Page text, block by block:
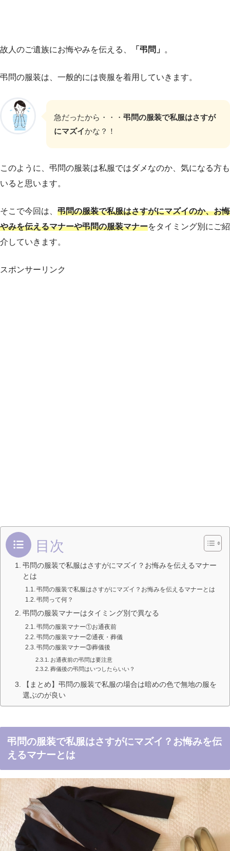
故人のご遺族にお悔やみを伝える、 「弔問」 。
弔問の服装は、一般的には喪服を着用していきます。
急だったから・・・ 弔問の服装で私服はさすが
にマズイかな？！
このように、弔問の服装は私服ではダメなのか、気になる方も
いると思います。
そこで今回は、 弔問の服装で私服はさすがにマズイのか、お悔
やみを伝えるマナーや弔問の服装マナーをタイミング別にご紹
介していきます。
スポンサーリンク
目次
弔問の服装で私服はさすがにマズイ？お悔みを伝えるマナー
とは
弔問の服装で私服はさすがにマズイ？お悔みを伝えるマナーとは
弔問って何？
弔問の服装マナーはタイミング別で異なる
弔問の服装マナー①お通夜前
弔問の服装マナー②通夜・葬儀
弔問の服装マナー③葬儀後
お通夜前の弔問は要注意
葬儀後の弔問はいつしたらいい？
【まとめ】弔問の服装で私服の場合は暗めの色で無地の服を
選ぶのが良い
弔問の服装で私服はさすがにマズイ？お悔みを伝
えるマナーとは